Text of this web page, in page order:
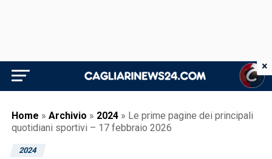
Home » Archivio » 2024 » Le prime pagine dei principali
quotidiani sportivi – 17 febbraio 2026
2024
×